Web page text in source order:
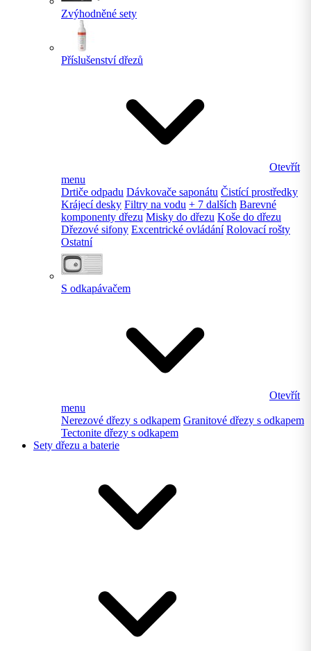
Zvýhodněné sety
Příslušenství dřezů
Otevřít
menu
Drtiče odpadu Dávkovače saponátu Čistící prostředky
Krájecí desky Filtry na vodu + 7 dalších Barevné
komponenty dřezu Misky do dřezu Koše do dřezu
Dřezové sifony Excentrické ovládání Rolovací rošty
Ostatní
S odkapávačem
Otevřít
menu
Nerezové dřezy s odkapem Granitové dřezy s odkapem
Tectonite dřezy s odkapem
Sety dřezu a baterie